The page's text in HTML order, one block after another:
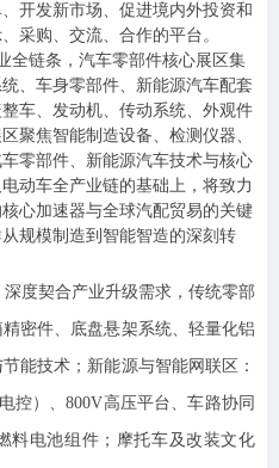
开发新市场、促进境内外投资和
采购、交流、合作的平台。
全链条，汽车零部件核心展区集
、车身零部件、新能源汽车配套
车、发动机、传动系统、外观件
聚焦智能制造设备、检测仪器、
零部件、新能源汽车技术与核心
动车全产业链的基础上，将致力
心加速器与全球汽配贸易的关键
规模制造到智能智造的深刻转
度契合产业升级需求，传统零部
密件、底盘悬架系统、轻量化铝
能技术；新能源与智能网联区：
控）、800V高压平台、车路协同
料电池组件；摩托车及改装文化